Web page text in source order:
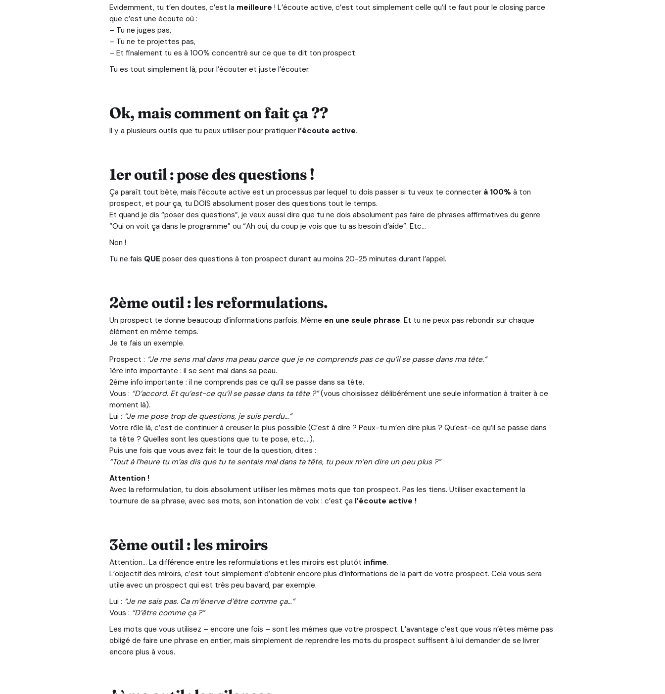
Evidemment, tu t’en doutes, c’est la meilleure ! L’écoute active, c’est tout simplement celle qu’il te faut pour le closing parce
que c’est une écoute où :
– Tu ne juges pas,
– Tu ne te projettes pas,
– Et finalement tu es à 100% concentré sur ce que te dit ton prospect.
Tu es tout simplement là, pour l’écouter et juste l’écouter.
Ok, mais comment on fait ça ??
Il y a plusieurs outils que tu peux utiliser pour pratiquerl’écoute active.
1er outil : pose des questions !
Ça paraît tout bête, mais l’écoute active est un processus par lequel tu dois passer si tu veux te connecter à 100% à ton
prospect, et pour ça, tu DOIS absolument poser des questions tout le temps.
Et quand je dis “poser des questions”, je veux aussi dire que tu ne dois absolument pas faire de phrases affirmatives du genre
“Oui on voit ça dans le programme” ou “Ah oui, du coup je vois que tu as besoin d’aide”. Etc…
Non !
Tu ne fais QUE poser des questions à ton prospect durant au moins 20-25 minutes durant l’appel.
2ème outil : les reformulations.
Un prospect te donne beaucoup d’informations parfois. Même en une seule phrase. Et tu ne peux pas rebondir sur chaque
élément en même temps.
Je te fais un exemple.
Prospect : “Je me sens mal dans ma peau parce que je ne comprends pas ce qu’il se passe dans ma tête.”
1ère info importante : il se sent mal dans sa peau.
2ème info importante : il ne comprends pas ce qu’il se passe dans sa tête.
Vous : “D’accord. Et qu’est-ce qu’il se passe dans ta tête ?”(vous choisissez délibérément une seule information à traiter à ce
moment là).
Lui : “Je me pose trop de questions, je suis perdu…”
Votre rôle là, c’est de continuer à creuser le plus possible (C’est à dire ? Peux-tu m’en dire plus ? Qu’est-ce qu’il se passe dans
ta tête ? Quelles sont les questions que tu te pose, etc….).
Puis une fois que vous avez fait le tour de la question, dites :
“Tout à l’heure tu m’as dis que tu te sentais mal dans ta tête, tu peux m’en dire un peu plus ?”
Attention !
Avec la reformulation, tu dois absolument utiliser les mêmes mots que ton prospect. Pas les tiens. Utiliser exactement la
tournure de sa phrase, avec ses mots, son intonation de voix : c’est ça l’écoute active !
3ème outil : les miroirs
Attention… La différence entre les reformulations et les miroirs est plutôt infime.
L’objectif des miroirs, c’est tout simplement d’obtenir encore plus d’informations de la part de votre prospect. Cela vous sera
utile avec un prospect qui est très peu bavard, par exemple.
Lui : “Je ne sais pas. Ca m’énerve d’être comme ça…”
Vous : “D’être comme ça ?”
Les mots que vous utilisez – encore une fois – sont les mêmes que votre prospect. L’avantage c’est que vous n’êtes même pas
obligé de faire une phrase en entier, mais simplement de reprendre les mots du prospect suffisent à lui demander de se livrer
encore plus à vous.